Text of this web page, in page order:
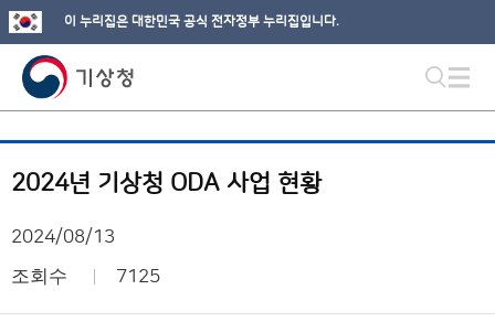
이 누리집은 대한민국 공식 전자정부 누리집입니다.
2024년 기상청 ODA 사업 현황
2024/08/13
조회수 7125